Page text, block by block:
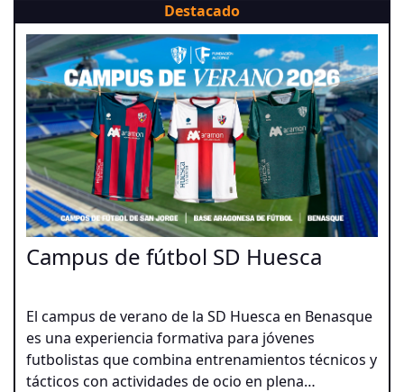
Destacado
Campus de fútbol SD Huesca
El campus de verano de la SD Huesca en Benasque
es una experiencia formativa para jóvenes
futbolistas que combina entrenamientos técnicos y
tácticos con actividades de ocio en plena